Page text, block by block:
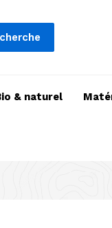
& naturel